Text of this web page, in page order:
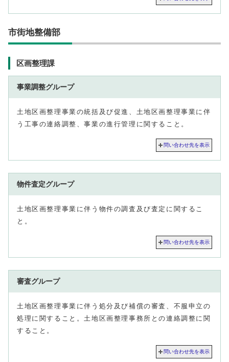
市街地整備部
区画整理課
事業調整グループ
土地区画整理事業の統括及び促進、土地区画整理事業に伴
う工事の連絡調整、事業の進行管理に関すること。
問い合わせ先を表示
物件査定グループ
土地区画整理事業に伴う物件の調査及び査定に関するこ
と。
問い合わせ先を表示
審査グループ
土地区画整理事業に伴う処分及び補償の審査、不服申立の
処理に関すること。土地区画整理事務所との連絡調整に関
すること。
問い合わせ先を表示